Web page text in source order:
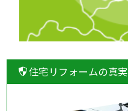
住宅リフォームの真実